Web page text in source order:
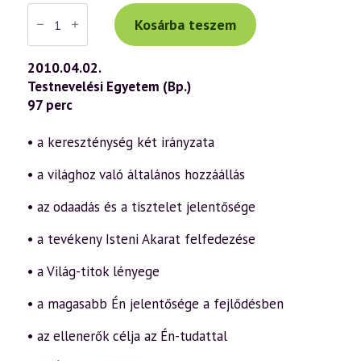
Váradi
Tibor
előadás
(545)
—
Húsvét
misztériuma
(2010.04.02.)
mennyiség
Kosárba teszem
2010.04.02.
Testnevelési Egyetem (Bp.)
97 perc
• a kereszténység két irányzata
• a világhoz való általános hozzáállás
• az odaadás és a tisztelet jelentősége
• a tevékeny Isteni Akarat felfedezése
• a Világ-titok lényege
• a magasabb Én jelentősége a fejlődésben
• az ellenerők célja az Én-tudattal